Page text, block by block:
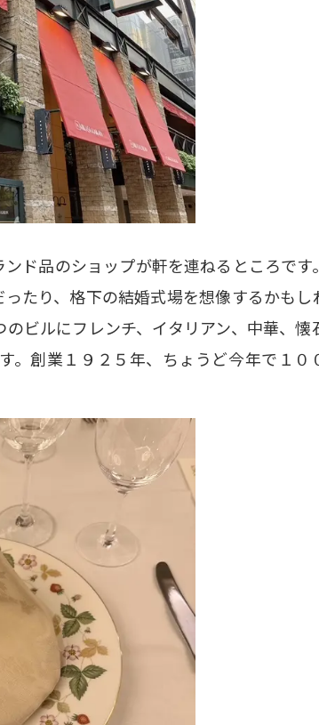
ド品のショップが軒を連ねるところです
たり、格下の結婚式場を想像するかもし
ビルにフレンチ、イタリアン、中華、懐
。創業１９２５年、ちょうど今年で１０